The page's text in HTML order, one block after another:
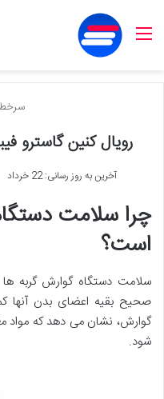
منو
سرخط
رویال کنین گاسترو
آخرین به روز رسانی: 22 خرداد
چرا سلامت
است؟
سلامت دستگاه گوارش گربه ها
صحیح بقیه اعضای بدن
گوارش، نشان می دهد که مواد
شود.